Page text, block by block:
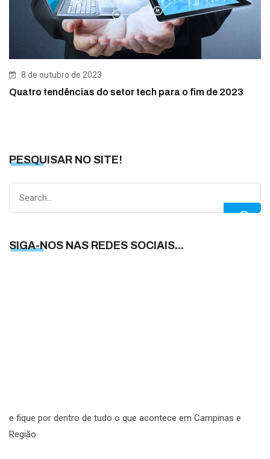
8 de outubro de 2023
Quatro tendências do setor tech para o fim de 2023
PESQUISAR NO SITE!
SIGA-NOS NAS REDES SOCIAIS...
e fique por dentro de tudo o que acontece em Campinas e
Região